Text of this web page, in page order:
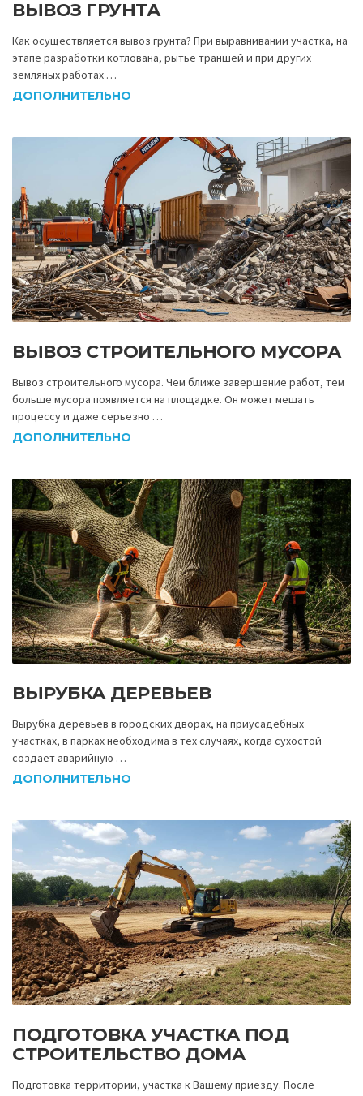
ВЫВОЗ ГРУНТА
Как осуществляется вывоз грунта? При выравнивании участка, на
этапе разработки котлована, рытье траншей и при других
земляных работах …
ДОПОЛНИТЕЛЬНО
ВЫВОЗ СТРОИТЕЛЬНОГО МУСОРА
Вывоз строительного мусора. Чем ближе завершение работ, тем
больше мусора появляется на площадке. Он может мешать
процессу и даже серьезно …
ДОПОЛНИТЕЛЬНО
ВЫРУБКА ДЕРЕВЬЕВ
Вырубка деревьев в городских дворах, на приусадебных
участках, в парках необходима в тех случаях, когда сухостой
создает аварийную …
ДОПОЛНИТЕЛЬНО
ПОДГОТОВКА УЧАСТКА ПОД
СТРОИТЕЛЬСТВО ДОМА
Подготовка территории, участка к Вашему приезду. После